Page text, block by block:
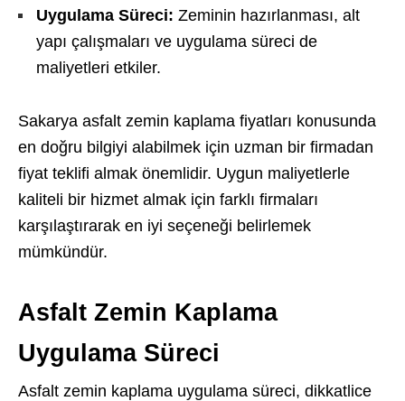
Uygulama Süreci: Zeminin hazırlanması, alt
yapı çalışmaları ve uygulama süreci de
maliyetleri etkiler.
Sakarya asfalt zemin kaplama fiyatları konusunda
en doğru bilgiyi alabilmek için uzman bir firmadan
fiyat teklifi almak önemlidir. Uygun maliyetlerle
kaliteli bir hizmet almak için farklı firmaları
karşılaştırarak en iyi seçeneği belirlemek
mümkündür.
Asfalt Zemin Kaplama
Uygulama Süreci
Asfalt zemin kaplama uygulama süreci, dikkatlice